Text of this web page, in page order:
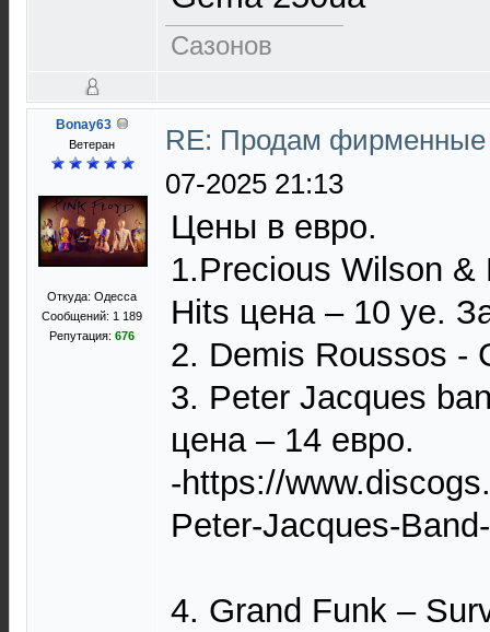
Сазонов
Bonay63
Ветеран
Откуда: Одесса
Сообщений: 1 189
Репутация:676
RE: Продам фирменные
07-2025 21:13
Цены в евро.
1.Precious Wilson
Hits цена – 10 уе.
2. Demis Roussos -
3. Peter Jacques
цена – 14 евро.
-https://
Peter-Jacques-
4. Grand Funk –